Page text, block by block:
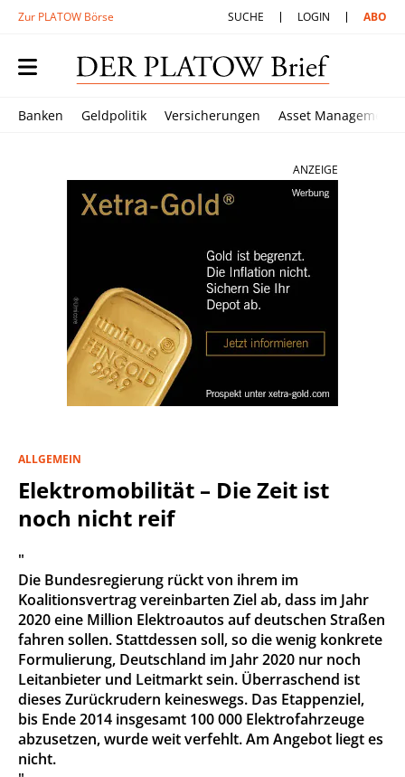
Zur PLATOW Börse SUCHE LOGIN ABO
Banken Geldpolitik Versicherungen Asset Management
ANZEIGE
ALLGEMEIN
Elektromobilität – Die Zeit ist
noch nicht reif
"
Die Bundesregierung rückt von ihrem im
Koalitionsvertrag vereinbarten Ziel ab, dass im Jahr
2020 eine Million Elektroautos auf deutschen Straßen
fahren sollen. Stattdessen soll, so die wenig konkrete
Formulierung, Deutschland im Jahr 2020 nur noch
Leitanbieter und Leitmarkt sein. Überraschend ist
dieses Zurückrudern keineswegs. Das Etappenziel,
bis Ende 2014 insgesamt 100 000 Elektrofahrzeuge
abzusetzen, wurde weit verfehlt. Am Angebot liegt es
nicht.